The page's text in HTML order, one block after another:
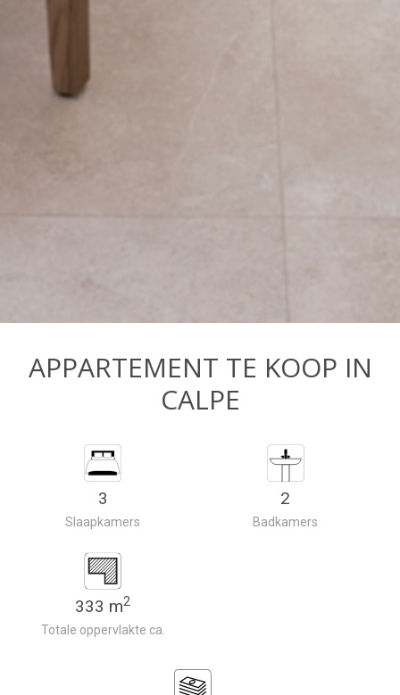
APPARTEMENT TE KOOP IN
CALPE
3
Slaapkamers
2
Badkamers
333 m2
Totale oppervlakte ca.